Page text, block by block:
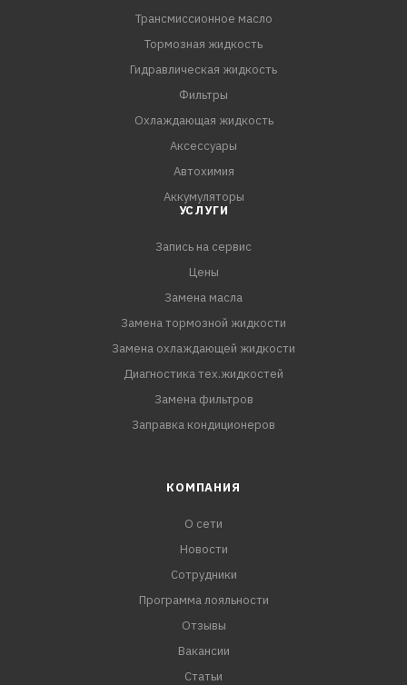
Mitsubishi ATF SP-I / II / IIIТрансмиссионное масло
Тормозная жидкость
Гидравлическая жидкость
Фильтры
Охлаждающая жидкость
Аксессуары
Автохимия
Аккумуляторы
УСЛУГИ
Запись на сервис
Цены
Замена масла
Замена тормозной жидкости
Замена охлаждающей жидкости
Диагностика тех.жидкостей
Замена фильтров
Заправка кондиционеров
КОМПАНИЯ
О сети
Новости
Сотрудники
Программа лояльности
Отзывы
Вакансии
Статьи